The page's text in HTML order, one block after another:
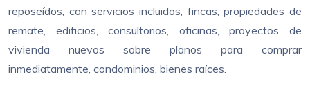
reposeídos, con servicios incluidos, fincas, propiedades de
remate, edificios, consultorios, oficinas, proyectos de
vivienda nuevos sobre planos para comprar
inmediatamente, condominios, bienes raíces.